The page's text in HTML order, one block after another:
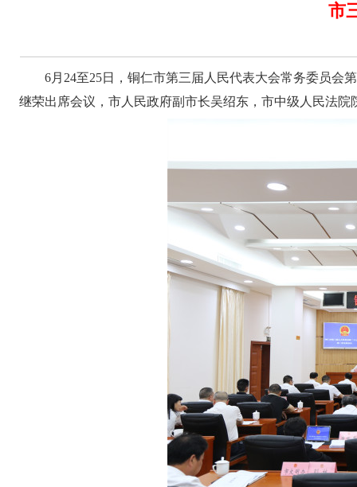
市
6月24至25日，铜仁市第三届人民代表大会常务委员会
继荣出席会议，市人民政府副市长吴绍东，市中级人民法